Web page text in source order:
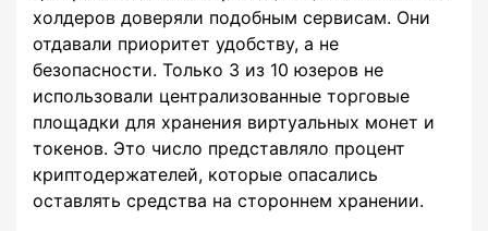
холдеров доверяли подобным сервисам. Они
отдавали приоритет удобству, а не
безопасности. Только 3 из 10 юзеров не
использовали централизованные торговые
площадки для хранения виртуальных монет и
токенов. Это число представляло процент
криптодержателей, которые опасались
оставлять средства на стороннем хранении.